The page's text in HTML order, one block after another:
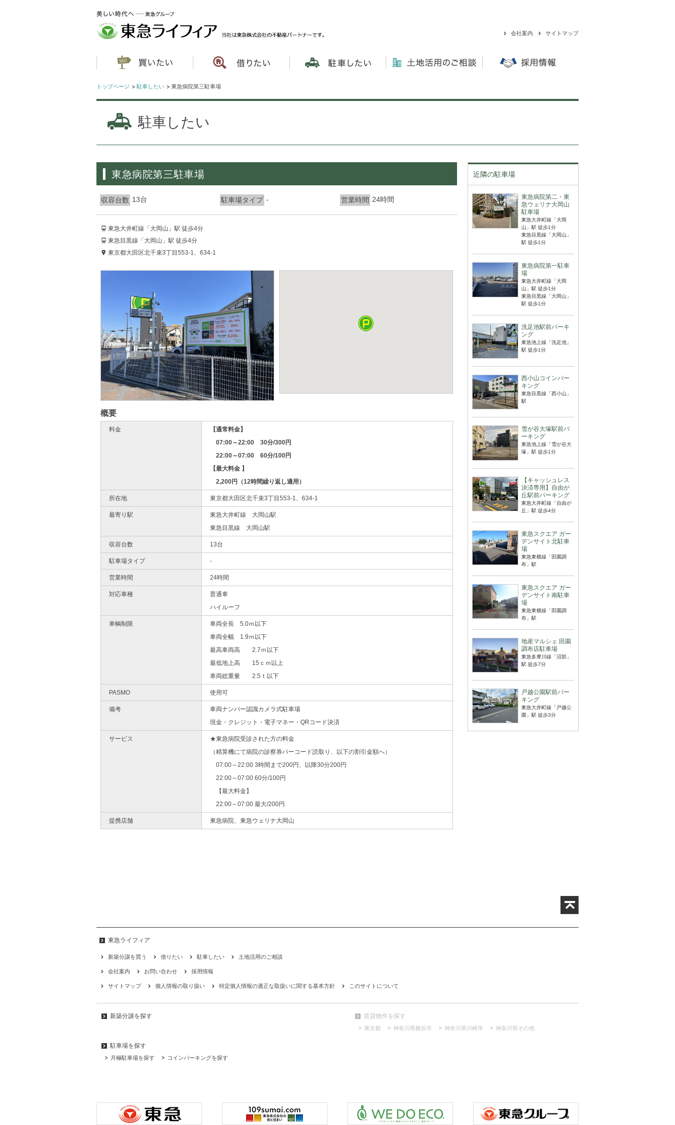
会社案内 サイトマップ
トップページ 駐車したい 東急病院第三駐車場
駐車したい
東急病院第三駐車場
収容台数 13台 駐車場タイプ - 営業時間 24時間
東急大井町線「大岡山」駅 徒歩4分
東急目黒線「大岡山」駅 徒歩4分
東京都大田区北千束3丁目553-1、634-1
概要
料金
【通常料金】
07:00～22:00 30分/300円
22:00～07:00 60分/100円
【最大料金 】
2,200円（12時間繰り返し適用）
所在地 東京都大田区北千束3丁目553-1、634-1
最寄り駅
東急大井町線 大岡山駅
東急目黒線 大岡山駅
収容台数 13台
駐車場タイプ -
営業時間 24時間
対応車種
普通車
ハイルーフ
車輌制限
車両全長 5.0ｍ以下
車両全幅 1.9ｍ以下
最高車両高 2.7ｍ以下
最低地上高 15ｃｍ以上
車両総重量 2.5ｔ以下
PASMO 使用可
備考
車両ナンバー認識カメラ式駐車場
現金・クレジット・電子マネー・QRコード決済
サービス
★東急病院受診された方の料金
（精算機にて病院の診察券バーコード読取り、以下の割引金額へ）
07:00～22:00 3時間まで200円、以降30分200円
22:00～07:00 60分/100円
【最大料金】
22:00～07:00 最大/200円
提携店舗 東急病院、東急ウェリナ大岡山
近隣の駐車場
東急病院第二・東
急ウェリナ大岡山
駐車場
東急大井町線「大岡
山」駅 徒歩1分
東急目黒線「大岡山」
駅 徒歩1分
東急病院第一駐車
場
東急大井町線「大岡
山」駅 徒歩1分
東急目黒線「大岡山」
駅 徒歩1分
洗足池駅前パーキ
ング
東急池上線「洗足池」
駅 徒歩1分
西小山コインパー
キング
東急目黒線「西小山」
駅
雪が谷大塚駅前パ
ーキング
東急池上線「雪が谷大
塚」駅 徒歩1分
【キャッシュレス
決済専用】自由が
丘駅前パーキング
東急大井町線「自由が
丘」駅 徒歩4分
東急スクエア ガー
デンサイト北駐車
場
東急東横線「田園調
布」駅
東急スクエア ガー
デンサイト南駐車
場
東急東横線「田園調
布」駅
地産マルシェ 田園
調布店駐車場
東急多摩川線「沼部」
駅 徒歩7分
戸越公園駅前パー
キング
東急大井町線「戸越公
園」駅 徒歩3分
東急ライフィア
新築分譲を買う 借りたい 駐車したい 土地活用のご相談
会社案内 お問い合わせ 採用情報
サイトマップ 個人情報の取り扱い 特定個人情報の適正な取扱いに関する基本方針 このサイトについて
新築分譲を探す 賃貸物件を探す
東京都 神奈川県横浜市 神奈川県川崎市 神奈川県その他
駐車場を探す
月極駐車場を探す コインパーキングを探す